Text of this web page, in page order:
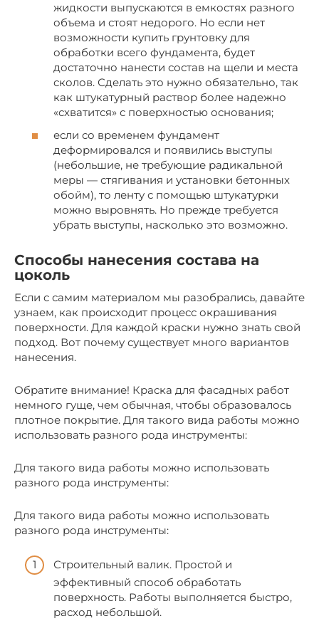
жидкости выпускаются в емкостях разного
объема и стоят недорого. Но если нет
возможности купить грунтовку для
обработки всего фундамента, будет
достаточно нанести состав на щели и места
сколов. Сделать это нужно обязательно, так
как штукатурный раствор более надежно
«схватится» с поверхностью основания;
если со временем фундамент
деформировался и появились выступы
(небольшие, не требующие радикальной
меры — стягивания и установки бетонных
обойм), то ленту с помощью штукатурки
можно выровнять. Но прежде требуется
убрать выступы, насколько это возможно.
Способы нанесения состава на
цоколь
Если с самим материалом мы разобрались, давайте
узнаем, как происходит процесс окрашивания
поверхности. Для каждой краски нужно знать свой
подход. Вот почему существует много вариантов
нанесения.
Обратите внимание! Краска для фасадных работ
немного гуще, чем обычная, чтобы образовалось
плотное покрытие. Для такого вида работы можно
использовать разного рода инструменты:
Для такого вида работы можно использовать
разного рода инструменты:
Для такого вида работы можно использовать
разного рода инструменты:
Строительный валик. Простой и
эффективный способ обработать
поверхность. Работы выполняется быстро,
расход небольшой.